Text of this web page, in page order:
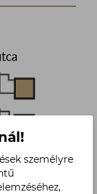
személyre